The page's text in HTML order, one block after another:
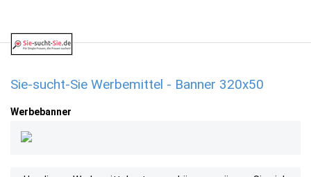
Sie-sucht-Sie Werbemittel - Banner 320x50
Werbebanner